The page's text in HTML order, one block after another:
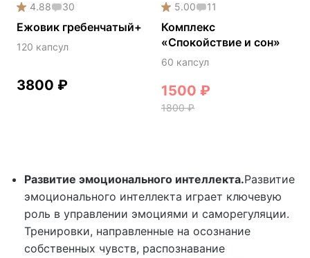
4.88 30
Ежовик гребенчатый+
120 капсул
3800 ₽
5.00 11
Комплекс
«Спокойствие и сон»
60 капсул
1500 ₽
1800₽
Развитие эмоционального интеллекта.Развитие
эмоционального интеллекта играет ключевую
роль в управлении эмоциями и саморегуляции.
Тренировки, направленные на осознание
собственных чувств, распознавание